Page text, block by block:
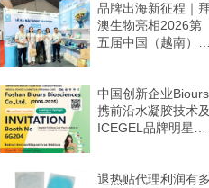
品牌出海新征程｜
澳生物亮相2026第
五届中国（越南）出
中国创新企业Biours
携前沿水凝胶技术及
ICEGEL品牌明星产
际美容个护展
退热贴代理利润有多